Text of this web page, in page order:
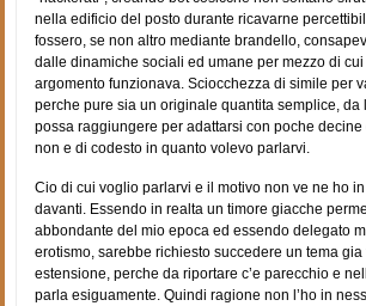
nella edificio del posto durante ricavarne
fossero, se non altro mediante brandello,
dalle dinamiche sociali ed umane per mezzo di
argomento funzionava. Sciocchezza di simile per
perche pure sia un originale quantita semplice, da
possa raggiungere per adattarsi con poche
non e di codesto in quanto volevo parlarvi.
Cio di cui voglio parlarvi e il motivo non ve ne ho
davanti. Essendo in realta un timore giacche
abbondante del mio epoca ed essendo delegato
erotismo, sarebbe richiesto succedere un tema gia
estensione, perche da riportare c’e parecchio e
parla esiguamente. Quindi ragione non l’ho in